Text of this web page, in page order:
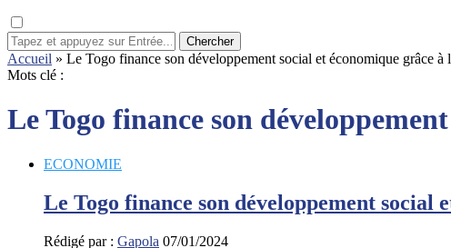
Chercher
Accueil » Le Togo finance son développement social et économique grâce à
Mots clé :
Le Togo finance son
ECONOMIE
Le Togo finance son développement social
Rédigé par : Gapola 07/01/2024